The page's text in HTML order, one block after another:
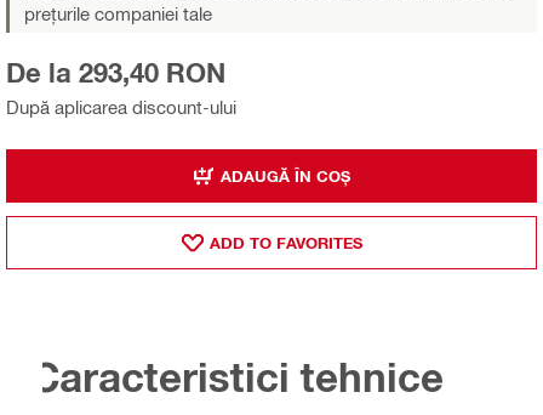
prețurile companiei tale
După aplicarea discount-ului
De la 293,40 RON
ADAUGĂ ÎN COȘ
ADD TO FAVORITES
Caracteristici tehnice